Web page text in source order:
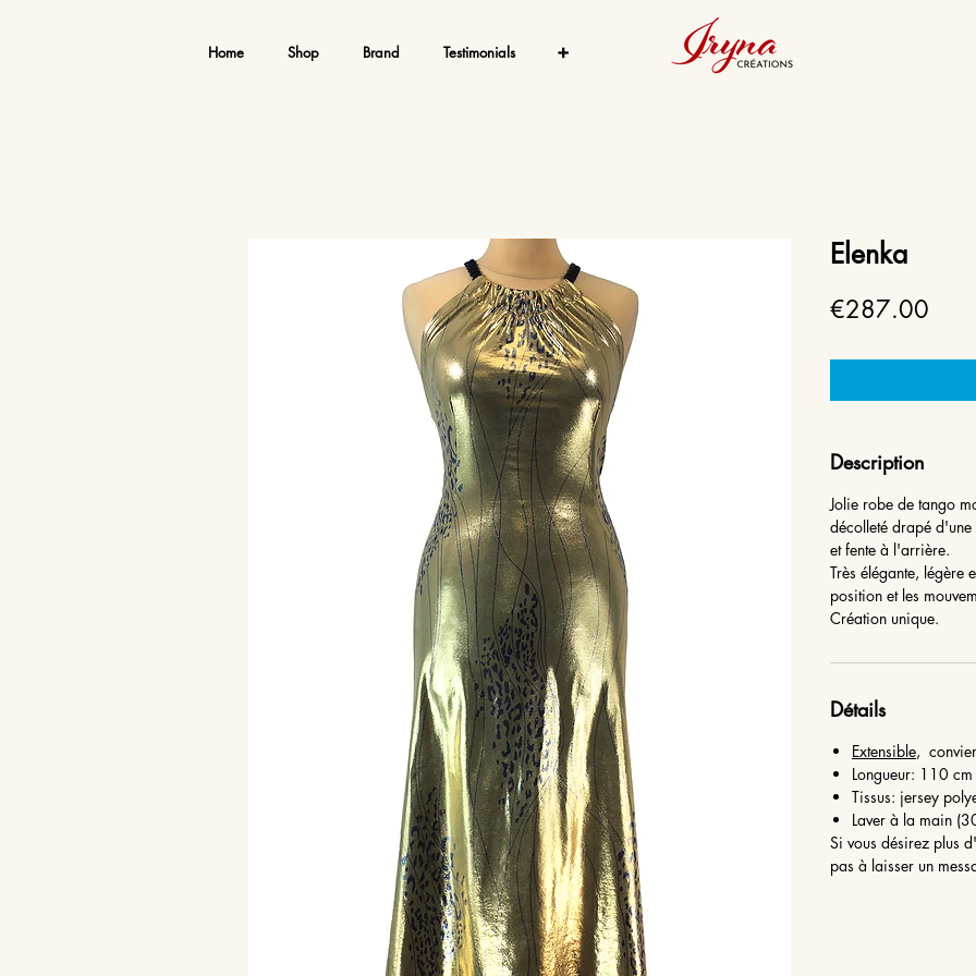
Home Shop Brand Testimonials ➕
Elenka
€287.00
Description
Jolie robe de tango
décolleté drapé
et fente à l'arrière.
Très élégante, légère
position et les
Création unique.
Détails
Extensible,
Longueur: 110
Tissus: jersey
Laver à la main
Si vous désirez plus
pas à laisser un